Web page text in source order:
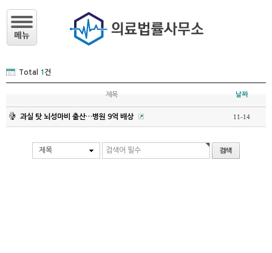
Total 1 건
제목 날짜
과실 탓 뇌성마비 출산…병원 9억 배상 11-14
제목